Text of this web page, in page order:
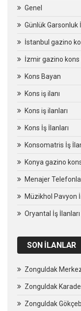
Genel
Günlük Garsonluk
İstanbul gazino
İzmir gazino kons
Kons Bayan
Kons iş ilanı
Kons iş ilanları
Kons İş İlanları
Konsomatris İş
Konya gazino
Menajer
Müzikhol Pavyon
Oryantal İş İlanları
SON İLANLAR
Zonguldak
Zonguldak
Zonguldak